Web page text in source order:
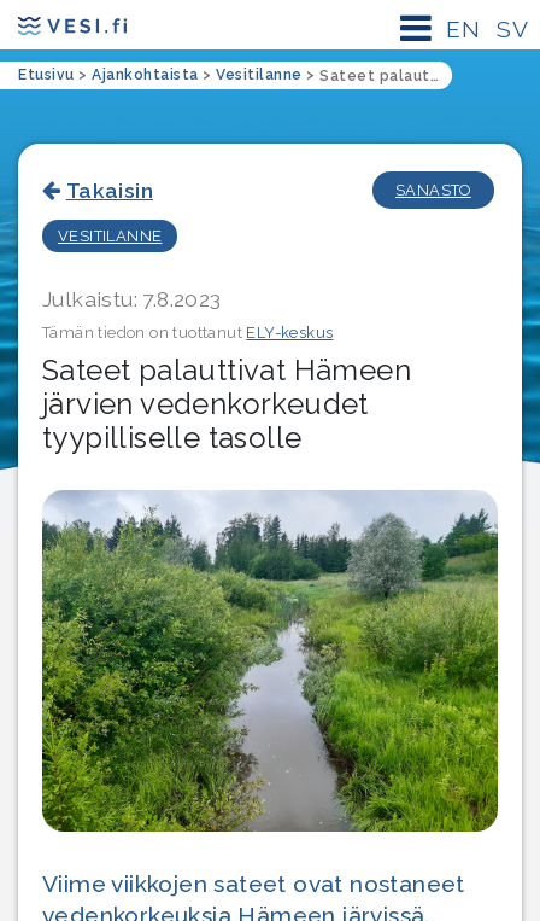
SV
EN
Etusivu > Ajankohtaista > Vesitilanne > Sateet palauttivat Hämeen järvien vedenkorkeudet tyypilliselle tasolle
Takaisin
VESITILANNE
Julkaistu: 7.8.2023
Tämän tiedon on tuottanut ELY-keskus
Sateet palauttivat Hämeen
järvien vedenkorkeudet
tyypilliselle tasolle
Viime viikkojen sateet ovat nostaneet
vedenkorkeuksia Hämeen järvissä.
SANASTO